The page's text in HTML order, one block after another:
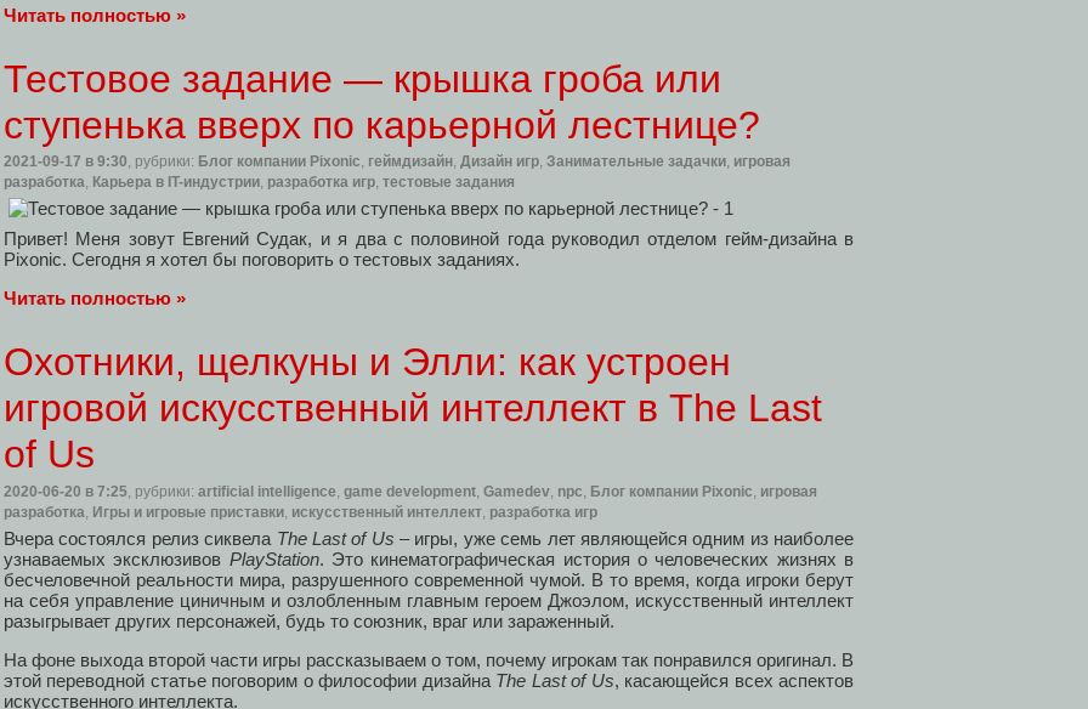
Читать полностью »
Тестовое задание — крышка гроба или
ступенька вверх по карьерной лестнице?
2021-09-17 в 9:30 , рубрики: Блог компании Pixonic геймдизайн Дизайн игр Занимательные задачки игровая
разработка Карьера в IT-индустрии разработка игр тестовые задания
Привет! Меня зовут Евгений Судак, и я два с половиной года руководил отделом гейм-дизайна в
Pixonic. Сегодня я хотел бы поговорить о тестовых заданиях.
Читать полностью »
Охотники, щелкуны и Элли: как устроен
игровой искусственный интеллект в The Last
of Us
2020-06-20 в 7:25 , рубрики: artificial intelligence game development Gamedev npc Блог компании Pixonic игровая
разработка Игры и игровые приставки искусственный интеллект разработка игр
Вчера состоялся релиз сиквела The Last of Us – игры, уже семь лет являющейся одним из наиболее
узнаваемых эксклюзивов PlayStation. Это кинематографическая история о человеческих жизнях в
бесчеловечной реальности мира, разрушенного современной чумой. В то время, когда игроки берут
на себя управление циничным и озлобленным главным героем Джоэлом, искусственный интеллект
разыгрывает других персонажей, будь то союзник, враг или зараженный.
На фоне выхода второй части игры рассказываем о том, почему игрокам так понравился оригинал. В
этой переводной статье поговорим о философии дизайна The Last of Us, касающейся всех аспектов
искусственного интеллекта.